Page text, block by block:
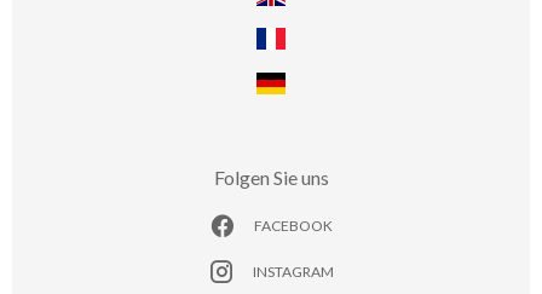
Folgen Sie uns
FACEBOOK
INSTAGRAM